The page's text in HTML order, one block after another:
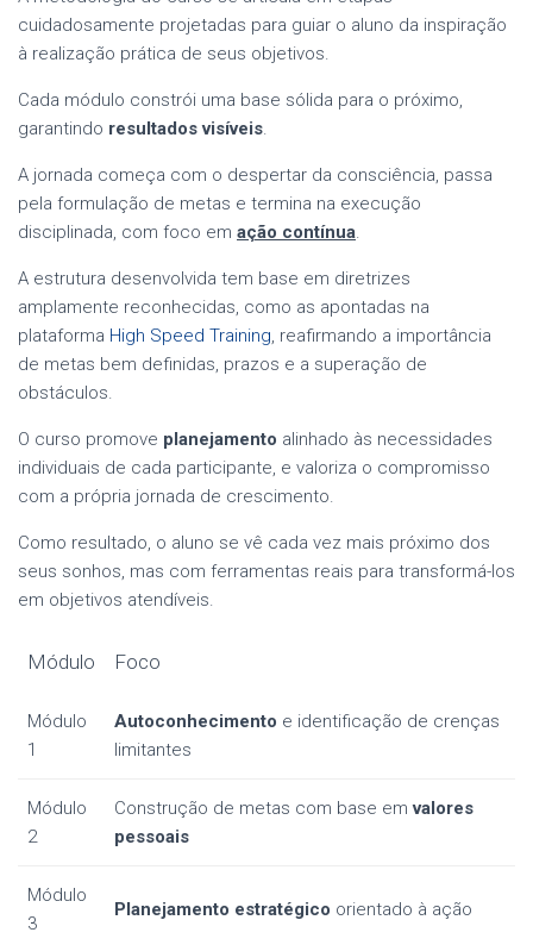
cuidadosamente projetadas para guiar o aluno da inspiração
à realização prática de seus objetivos.
Cada módulo constrói uma base sólida para o próximo,
garantindo resultados visíveis.
A jornada começa com o despertar da consciência, passa
pela formulação de metas e termina na execução
disciplinada, com foco em ação contínua.
A estrutura desenvolvida tem base em diretrizes
amplamente reconhecidas, como as apontadas na
plataforma High Speed Training, reafirmando a importância
de metas bem definidas, prazos e a superação de
obstáculos.
O curso promove planejamento alinhado às necessidades
individuais de cada participante, e valoriza o compromisso
com a própria jornada de crescimento.
Como resultado, o aluno se vê cada vez mais próximo dos
seus sonhos, mas com ferramentas reais para transformá-los
em objetivos atendíveis.
Módulo Foco
Módulo
1
Autoconhecimento e identificação de crenças
limitantes
Módulo
2
Construção de metas com base emvalores
pessoais
Módulo
3
Planejamento estratégico orientado à ação